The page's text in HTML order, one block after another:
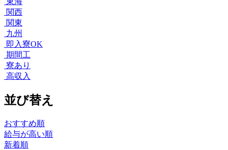
関西
関東
九州
即入寮OK
期間工
寮あり
高収入
並び替え
おすすめ順
給与が高い順
新着順